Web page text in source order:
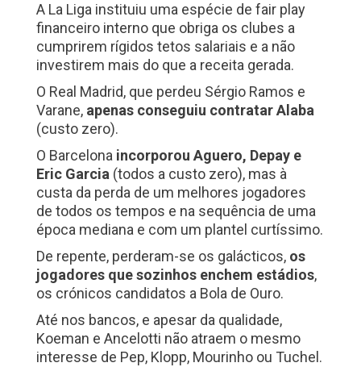
A La Liga instituiu uma espécie de fair play
financeiro interno que obriga os clubes a
cumprirem rígidos tetos salariais e a não
investirem mais do que a receita gerada.
O Real Madrid, que perdeu Sérgio Ramos e
Varane, apenas conseguiu contratar Alaba
(custo zero).
O Barcelona incorporou Aguero, Depay e
Eric Garcia (todos a custo zero), mas à
custa da perda de um melhores jogadores
de todos os tempos e na sequência de uma
época mediana e com um plantel curtíssimo.
De repente, perderam-se os galácticos, os
jogadores que sozinhos enchem estádios,
os crónicos candidatos a Bola de Ouro.
Até nos bancos, e apesar da qualidade,
Koeman e Ancelotti não atraem o mesmo
interesse de Pep, Klopp, Mourinho ou Tuchel.